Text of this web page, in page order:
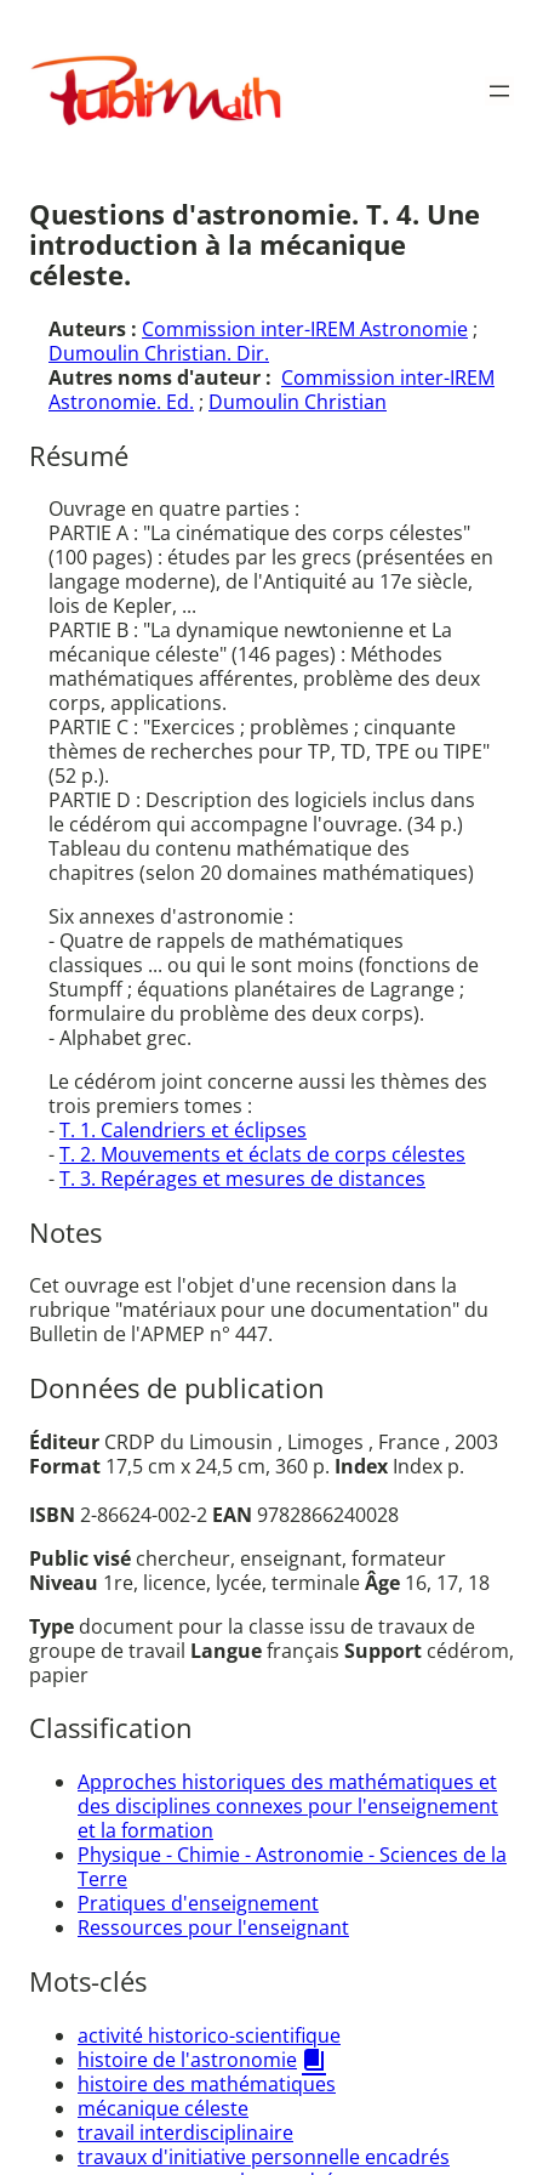
contenu
Publimath
Questions d'astronomie. T. 4. Une
introduction à la mécanique
céleste.
Auteurs : Commission inter-IREM Astronomie ;
Dumoulin Christian. Dir.
Autres noms d'auteur : Commission inter-IREM
Astronomie. Ed. ; Dumoulin Christian
Résumé
Ouvrage en quatre parties :
PARTIE A : "La cinématique des corps célestes"
(100 pages) : études par les grecs (présentées en
langage moderne), de l'Antiquité au 17e siècle,
lois de Kepler, ...
PARTIE B : "La dynamique newtonienne et La
mécanique céleste" (146 pages) : Méthodes
mathématiques afférentes, problème des deux
corps, applications.
PARTIE C : "Exercices ; problèmes ; cinquante
thèmes de recherches pour TP, TD, TPE ou TIPE"
(52 p.).
PARTIE D : Description des logiciels inclus dans
le cédérom qui accompagne l'ouvrage. (34 p.)
Tableau du contenu mathématique des
chapitres (selon 20 domaines mathématiques)
Six annexes d'astronomie :
- Quatre de rappels de mathématiques
classiques ... ou qui le sont moins (fonctions de
Stumpff ; équations planétaires de Lagrange ;
formulaire du problème des deux corps).
- Alphabet grec.
Le cédérom joint concerne aussi les thèmes des
trois premiers tomes :
-T. 1. Calendriers et éclipses
-T. 2. Mouvements et éclats de corps célestes
-T. 3. Repérages et mesures de distances
Notes
Cet ouvrage est l'objet d'une recension dans la
rubrique "matériaux pour une documentation" du
Bulletin de l'APMEP n° 447.
Données de publication
Éditeur CRDP du Limousin , Limoges , France , 2003
Format 17,5 cm x 24,5 cm, 360 p. Index Index p.
ISBN 2-86624-002-2 EAN 9782866240028
Public visé chercheur, enseignant, formateur
Niveau 1re, licence, lycée, terminaleÂge 16, 17, 18
Type document pour la classe issu de travaux de
groupe de travail Languefrançais Support cédérom,
papier
Classification
Approches historiques des mathématiques et
des disciplines connexes pour l'enseignement
et la formation
Physique - Chimie - Astronomie - Sciences de la
Terre
Pratiques d'enseignement
Ressources pour l'enseignant
Mots-clés
activité historico-scientifique
histoire de l'astronomie
histoire des mathématiques
mécanique céleste
travail interdisciplinaire
travaux d'initiative personnelle encadrés